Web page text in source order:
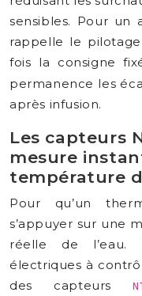
sensibles. Pour un
rappelle le
fois la consigne
permanence les
après infusion.
Les capteurs
mesure
température
Pour qu’un
s’appuyer sur une
réelle de l’eau.
électriques à
des capteurs